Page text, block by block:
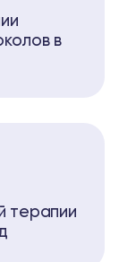
в
терапии